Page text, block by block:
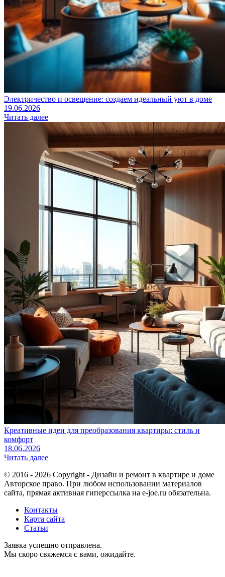
Электричество и освещение: создаем идеальный уют в доме
19.06.2026
Читать далее
Креативные идеи для преобразования квартиры: стиль и
комфорт
18.06.2026
Читать далее
© 2016 - 2026 Copyright - Дизайн и ремонт в квартире и доме
Авторское право. При любом использовании материалов
сайта, прямая активная гиперссылка на e-joe.ru обязательна.
Контакты
Карта сайта
Статьи
Заявка успешно отправлена.
Мы скоро свяжемся с вами, ожидайте.